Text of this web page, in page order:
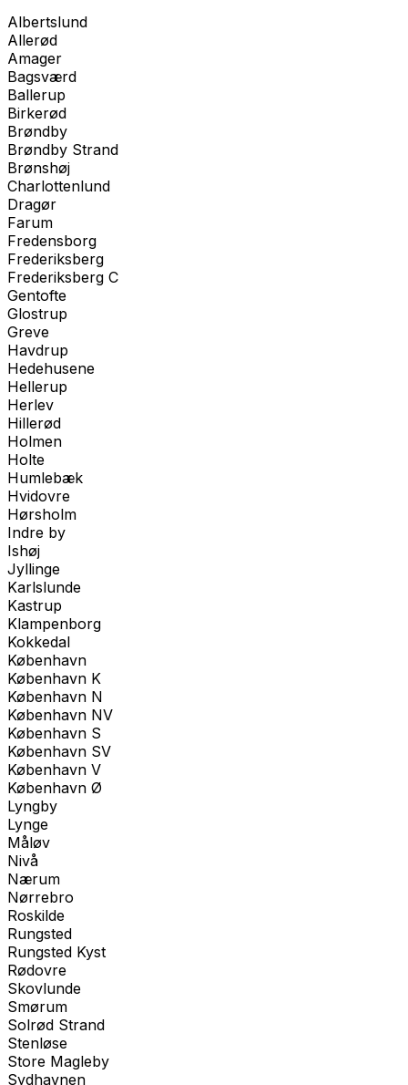
Albertslund
Allerød
Amager
Bagsværd
Ballerup
Birkerød
Brøndby
Brøndby Strand
Brønshøj
Charlottenlund
Dragør
Farum
Fredensborg
Frederiksberg
Frederiksberg C
Gentofte
Glostrup
Greve
Havdrup
Hedehusene
Hellerup
Herlev
Hillerød
Holmen
Holte
Humlebæk
Hvidovre
Hørsholm
Indre by
Ishøj
Jyllinge
Karlslunde
Kastrup
Klampenborg
Kokkedal
København
København K
København N
København NV
København S
København SV
København V
København Ø
Lyngby
Lynge
Måløv
Nivå
Nærum
Nørrebro
Roskilde
Rungsted
Rungsted Kyst
Rødovre
Skovlunde
Smørum
Solrød Strand
Stenløse
Store Magleby
Sydhavnen